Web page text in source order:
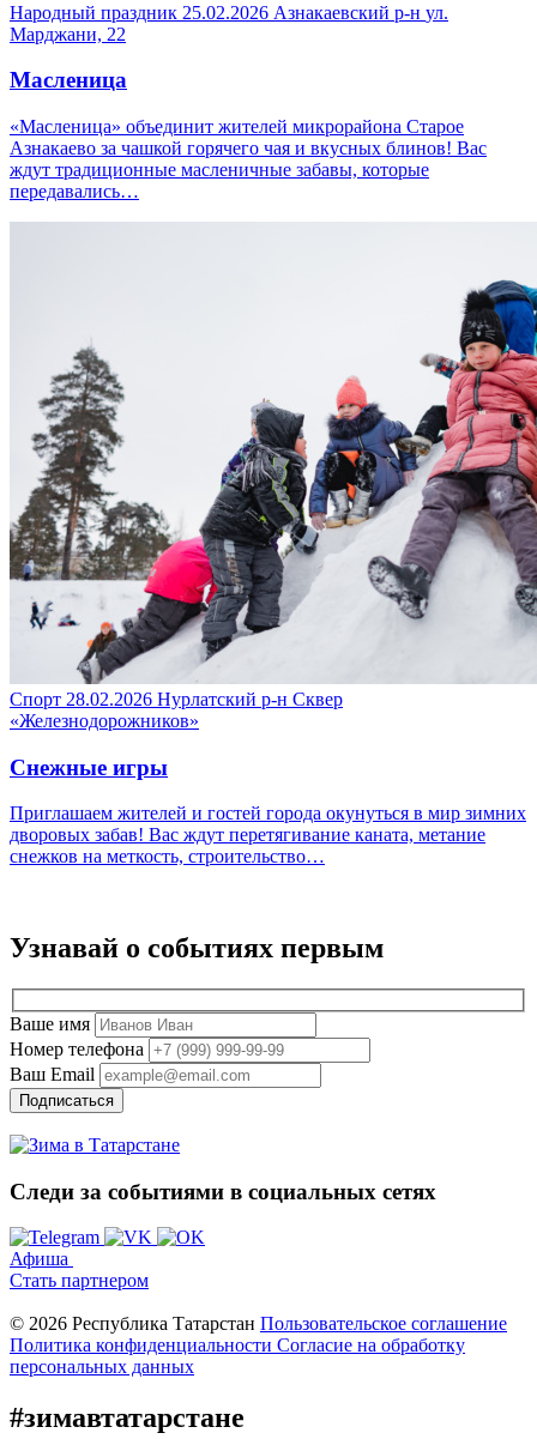
Народный праздник 25.02.2026 Азнакаевский р-н ул.
Марджани, 22
Масленица
«Масленица» объединит жителей микрорайона Старое
Азнакаево за чашкой горячего чая и вкусных блинов! Вас
ждут традиционные масленичные забавы, которые
передавались…
Спорт 28.02.2026 Нурлатский р-н Сквер
«Железнодорожников»
Снежные игры
Приглашаем жителей и гостей города окунуться в мир зимних
дворовых забав! Вас ждут перетягивание каната, метание
снежков на меткость, строительство…
Узнавай о событиях первым
Ваше имя
Номер телефона
Ваш Email
Подписаться
Следи за событиями в социальных сетях
Афиша
Стать партнером
© 2026 Республика Татарстан Пользовательское соглашение
Политика конфиденциальности Cогласие на обработку
персональных данных
#зимавтатарстане